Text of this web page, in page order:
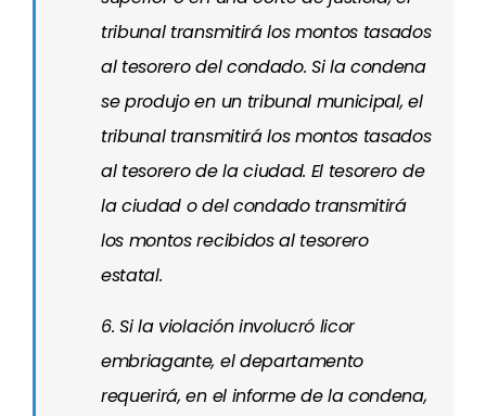
tribunal transmitirá los montos tasados
al tesorero del condado. Si la condena
se produjo en un tribunal municipal, el
tribunal transmitirá los montos tasados
al tesorero de la ciudad. El tesorero de
la ciudad o del condado transmitirá
los montos recibidos al tesorero
estatal.
6. Si la violación involucró licor
embriagante, el departamento
requerirá, en el informe de la condena,